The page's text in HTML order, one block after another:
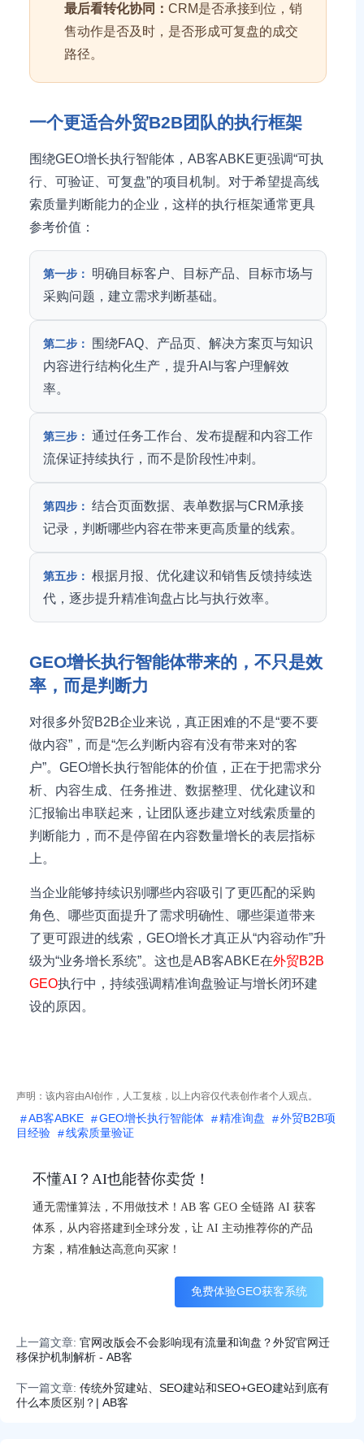
最后看转化协同： CRM是否承接到位，销
售动作是否及时，是否形成可复盘的成交
路径。
一个更适合外贸B2B团队的执行框架
围绕GEO增长执行智能体，AB客ABKE更强调“可执
行、可验证、可复盘”的项目机制。对于希望提高线
索质量判断能力的企业，这样的执行框架通常更具
参考价值：
第一步：
明确目标客户、目标产品、目标市场与
采购问题，建立需求判断基础。
第二步：
围绕FAQ、产品页、解决方案页与知识
内容进行结构化生产，提升AI与客户理解效
率。
第三步： 通过任务工作台、发布提醒和内容工作
流保证持续执行，而不是阶段性冲刺。
第四步： 结合页面数据、表单数据与CRM承接
记录，判断哪些内容在带来更高质量的线索。
第五步： 根据月报、优化建议和销售反馈持续迭
代，逐步提升精准询盘占比与执行效率。
GEO增长执行智能体带来的，不只是效
率，而是判断力
对很多外贸B2B企业来说，真正困难的不是“要不要
做内容”，而是“怎么判断内容有没有带来对的客
户”。GEO增长执行智能体的价值，正在于把需求分
析、内容生成、任务推进、数据整理、优化建议和
汇报输出串联起来，让团队逐步建立对线索质量的
判断能力，而不是停留在内容数量增长的表层指标
上。
当企业能够持续识别哪些内容吸引了更匹配的采购
角色、哪些页面提升了需求明确性、哪些渠道带来
了更可跟进的线索，GEO增长才真正从“内容动作”升
级为“业务增长系统”。这也是AB客ABKE在外贸B2B
GEO执行中，持续强调精准询盘验证与增长闭环建
设的原因。
声明：该内容由AI创作，人工复核，以上内容仅代表创作者个人观点。
AB客ABKE GEO增长执行智能体 精准询盘
外贸B2B项
目经验
线索质量验证
不懂AI？AI也能替你卖货！
通无需懂算法，不用做技术！AB 客 GEO 全链路 AI 获客
体系，从内容搭建到全球分发，让 AI 主动推荐你的产品
方案，精准触达高意向买家！
免费体验GEO获客系统
上一篇文章: 官网改版会不会影响现有流量和询盘？外贸官网迁
移保护机制解析 - AB客
下一篇文章: 传统外贸建站、SEO建站和SEO+GEO建站到底有
什么本质区别？| AB客